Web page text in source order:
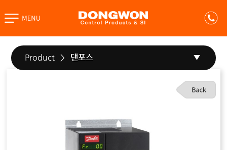
고객센터
온라인 카탈로그
Product > 댄포스 ▼